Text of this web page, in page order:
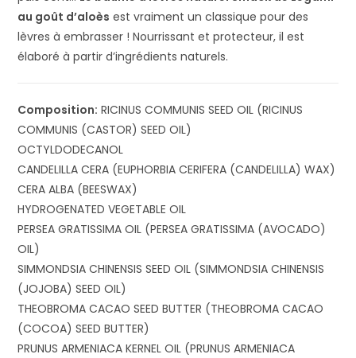
au goût d’aloès est vraiment un classique pour des
lèvres à embrasser ! Nourrissant et protecteur, il est
élaboré à partir d’ingrédients naturels.
Composition: RICINUS COMMUNIS SEED OIL (RICINUS
COMMUNIS (CASTOR) SEED OIL)
OCTYLDODECANOL
CANDELILLA CERA (EUPHORBIA CERIFERA (CANDELILLA) WAX)
CERA ALBA (BEESWAX)
HYDROGENATED VEGETABLE OIL
PERSEA GRATISSIMA OIL (PERSEA GRATISSIMA (AVOCADO)
OIL)
SIMMONDSIA CHINENSIS SEED OIL (SIMMONDSIA CHINENSIS
(JOJOBA) SEED OIL)
THEOBROMA CACAO SEED BUTTER (THEOBROMA CACAO
(COCOA) SEED BUTTER)
PRUNUS ARMENIACA KERNEL OIL (PRUNUS ARMENIACA